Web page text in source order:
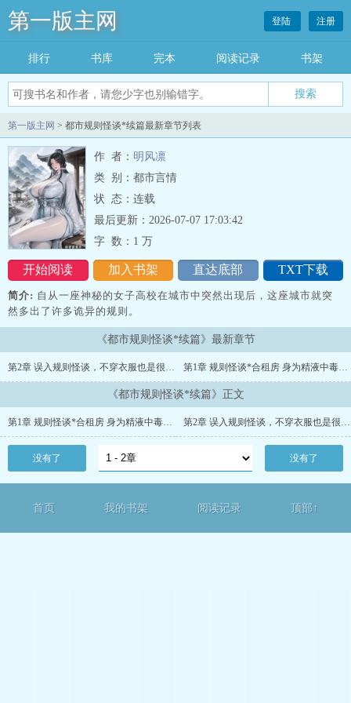
第一版主网
搜索
登陆 注册
排行 书库 完本 阅读记录 书架
第一版主网 > 都市规则怪谈*续篇最新章节列表
作 者： 明风凛
类 别：都市言情
状 态：连载
开始阅读 加入书架 直达底部 TXT下载
最后更新：2026-07-07 17:03:42
字 数： 1 万
简介: 自从一座神秘的女子高校在城市中突然出现后，这座城市就突
然多出了许多诡异的规则。
《都市规则怪谈*续篇》最新章节
第2章 误入规则怪谈，不穿衣服也是很正常的对吧？ 第1章 规则怪谈*合租房 身为精液中毒母猪便器，被室友强奸不是很正常的常识吗？
《都市规则怪谈*续篇》正文
第1章 规则怪谈*合租房 身为精液中毒母猪便器，被室友强奸不是很正常的常识吗？ 第2章 误入规则怪谈，不穿衣服也是很正常的对吧？
没有了 没有了
首页 我的书架 阅读记录 顶部↑